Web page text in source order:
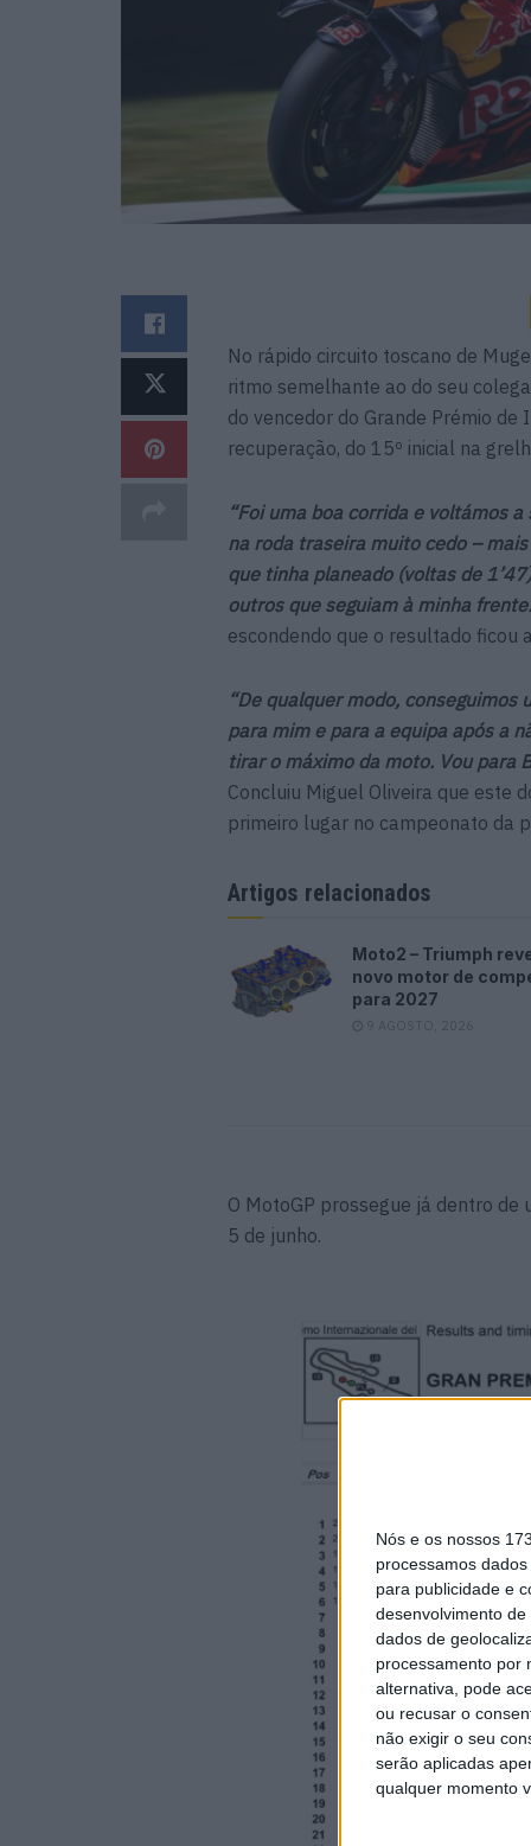
Nós e os nossos
processamos
para publicidade e
desenvolvimento de
dados de
processamento por
alternativa, pode
ou recusar o
não exigir o seu
serão aplicadas
qualquer momento
No rápido circuito toscano de
ritmo semelhante ao do seu
do vencedor do Grande Prémio
recuperação, do 15º inicial na
“Foi uma boa corrida e voltámos
na roda traseira muito cedo –
que tinha planeado (voltas de
outros que seguiam à minha
escondendo que o resultado ficou
“De qualquer modo,
para mim e para a equipa após a
tirar o máximo da moto. Vou para
Concluiu Miguel Oliveira que este
primeiro lugar no campeonato
Artigos relacionados
Moto2 – Triumph
novo motor de
para 2027
9 AGOSTO, 2026
O MotoGP prossegue já dentro de
5 de junho.